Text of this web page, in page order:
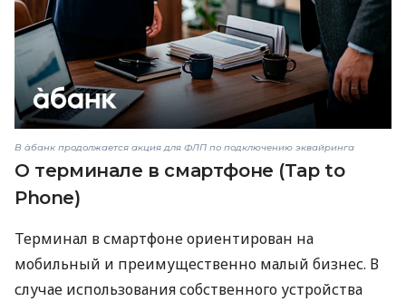
В àбанк продолжается акция для ФЛП по подключению эквайринга
О терминале в смартфоне (Tap to
Phone)
Терминал в смартфоне ориентирован на
мобильный и преимущественно малый бизнес. В
случае использования собственного устройства